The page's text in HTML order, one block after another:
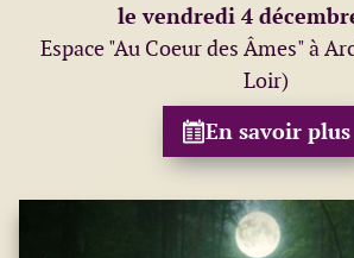
le vendredi 4
Espace "Au Coeur des Âmes" à
Loir)
En savoir plus